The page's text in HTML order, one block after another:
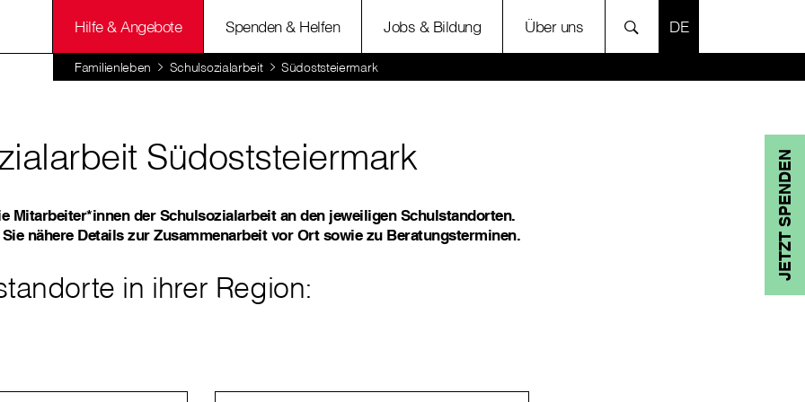
Hilfe & Angebote Spenden & Helfen Jobs & Bildung Über uns SPRACHE
Familienleben Schulsozialarbeit Südoststeiermark
JETZT SPENDEN
Südoststeiermark
Mitarbeiter*innen der Schulsozialarbeit an den jeweiligen Schulstandorten.
nähere Details zur Zusammenarbeit vor Ort sowie zu Beratungsterminen.
in ihrer Region: